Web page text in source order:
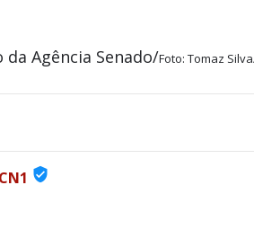
Agência Senado/Foto: Tomaz
verified_user